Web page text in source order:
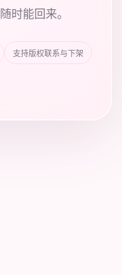
时能回来。
支持版权联系与下架